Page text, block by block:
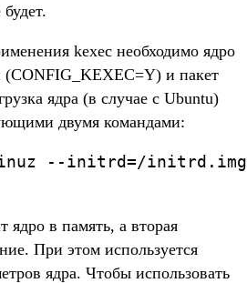
kexec необходимо ядро
и пакет
ядра (в случае с Ubuntu)
двумя командами:
--initrd=/initrd.img
ядро в память, а вторая
При этом используется
ядра. Чтобы использовать